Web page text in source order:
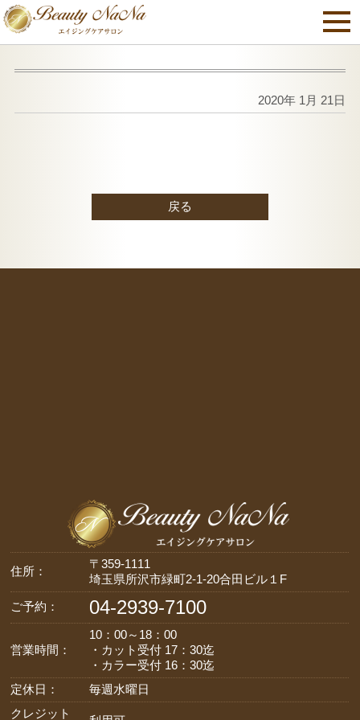
2020年 1月 21日
戻る
住所：
〒359-1111
埼玉県所沢市緑町2-1-20合田ビル１F
ご予約：
04-2939-7100
営業時間：
10：00～18：00
・カット受付 17：30迄
・カラー受付 16：30迄
定休日：
毎週水曜日
クレジット